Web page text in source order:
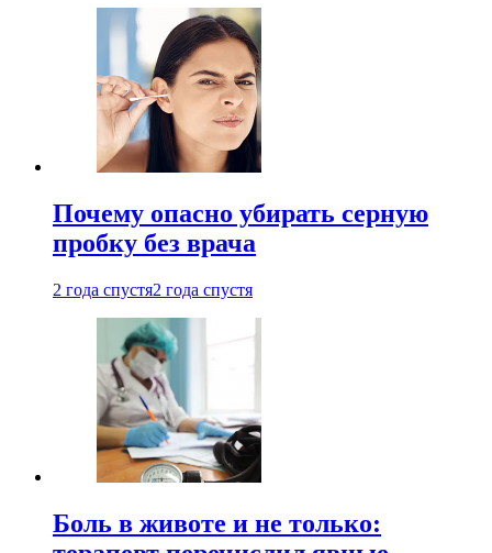
Почему опасно убирать серную
пробку без врача
2 года спустя2 года спустя
Боль в животе и не только: